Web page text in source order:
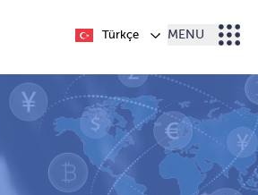
Türkçe MENU